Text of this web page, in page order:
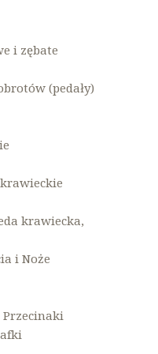
i zębate
(pedały)
krawiecka,
i Noże